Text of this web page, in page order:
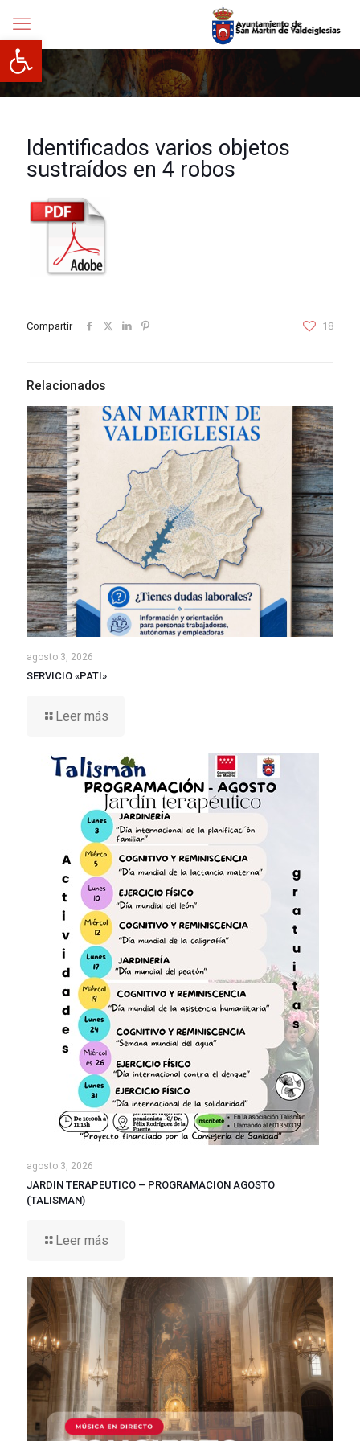
Abrir barra de herramientas
Identificados varios objetos
sustraídos en 4 robos
Compartir 18
Relacionados
agosto 3, 2026
SERVICIO «PATI»
Leer más
agosto 3, 2026
JARDIN TERAPEUTICO – PROGRAMACION AGOSTO
(TALISMAN)
Leer más